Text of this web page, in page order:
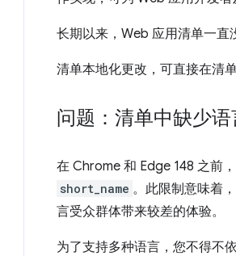
长期以来，Web 应用清单一直
清单本地化更改，可直接在清
问题：清单中缺少
在 Chrome 和 Edge 148 之前
short_name 。此限制意味着
言受众群体带来较差的体验。
为了支持多种语言，您不得不